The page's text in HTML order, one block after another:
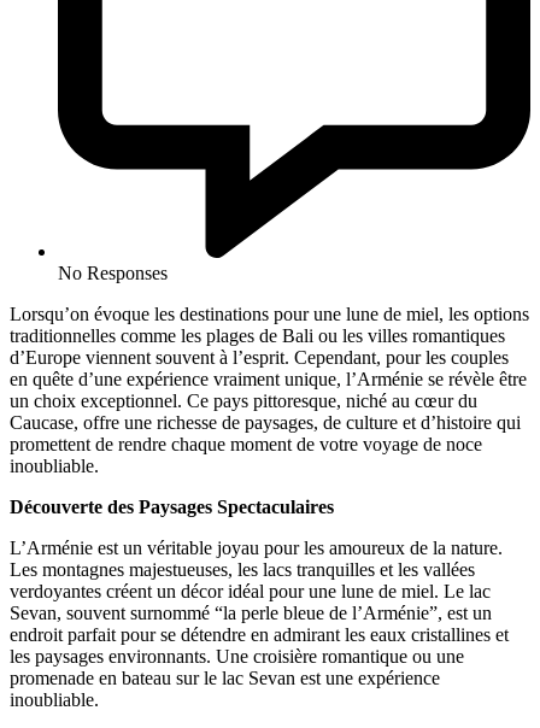
No Responses
Lorsqu’on évoque les destinations pour une lune de miel, les options
traditionnelles comme les plages de Bali ou les villes romantiques
d’Europe viennent souvent à l’esprit. Cependant, pour les couples
en quête d’une expérience vraiment unique, l’Arménie se révèle être
un choix exceptionnel. Ce pays pittoresque, niché au cœur du
Caucase, offre une richesse de paysages, de culture et d’histoire qui
promettent de rendre chaque moment de votre voyage de noce
inoubliable.
Découverte des Paysages Spectaculaires
L’Arménie est un véritable joyau pour les amoureux de la nature.
Les montagnes majestueuses, les lacs tranquilles et les vallées
verdoyantes créent un décor idéal pour une lune de miel. Le lac
Sevan, souvent surnommé “la perle bleue de l’Arménie”, est un
endroit parfait pour se détendre en admirant les eaux cristallines et
les paysages environnants. Une croisière romantique ou une
promenade en bateau sur le lac Sevan est une expérience
inoubliable.